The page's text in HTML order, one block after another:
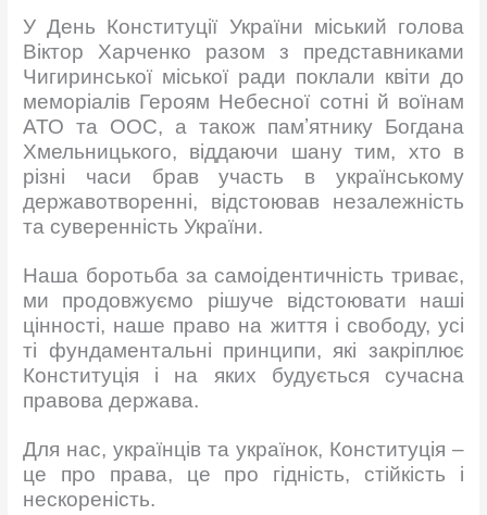
У День Конституції України міський голова
Віктор Харченко разом з представниками
Чигиринської міської ради поклали квіти до
меморіалів Героям Небесної сотні й воїнам
АТО та ООС, а також памʼятнику Богдана
Хмельницького, віддаючи шану тим, хто в
різні часи брав участь в українському
державотворенні, відстоював незалежність
та суверенність України.
Наша боротьба за самоідентичність триває,
ми продовжуємо рішуче відстоювати наші
цінності, наше право на життя і свободу, усі
ті фундаментальні принципи, які закріплює
Конституція і на яких будується сучасна
правова держава.
Для нас, українців та українок, Конституція –
це про права, це про гідність, стійкість і
нескореність.